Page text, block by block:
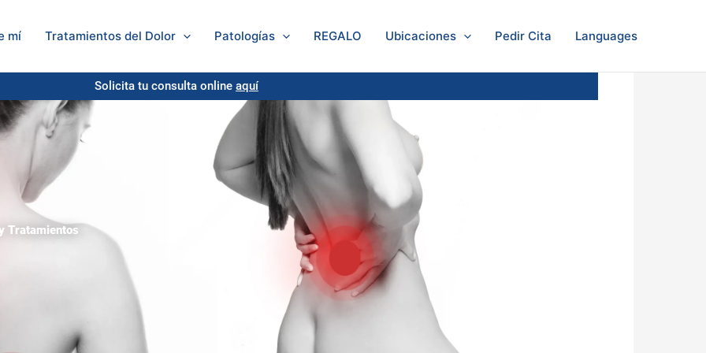
mí Tratamientos del Dolor Patologías REGALO Ubicaciones Pedir Cita Languages
Solicita tu consulta online aquí
Tratamientos